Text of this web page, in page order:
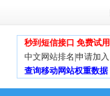
秒到短信接口 免费试用
中文网站排名|申请加入
查询移动网站权重数据